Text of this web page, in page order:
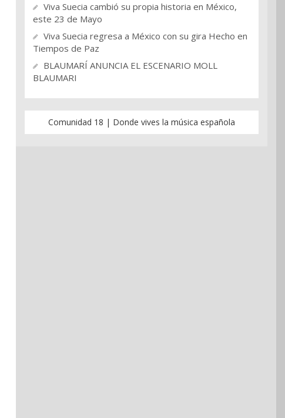
Viva Suecia cambió su propia historia en México,
este 23 de Mayo
Viva Suecia regresa a México con su gira Hecho en
Tiempos de Paz
BLAUMARÍ ANUNCIA EL ESCENARIO MOLL
BLAUMARI
Comunidad 18 | Donde vives la música española